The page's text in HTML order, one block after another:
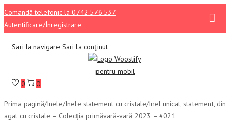
Comandă telefonic la 0742.576.537
Autentificare/Înregistrare
Sari la navigare Sari la conținut
0 0
Prima pagină/Inele/Inele statement cu cristale/Inel unicat, statement, din
agat cu cristale – Colecția primăvară-vară 2023 – #021